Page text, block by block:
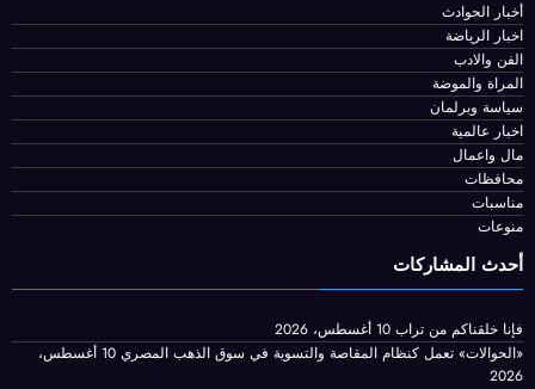
أخبار الحوادث
اخبار الرياضة
الفن والادب
المراة والموضة
سياسة وبرلمان
اخبار عالمية
مال واعمال
محافظات
مناسبات
منوعات
أحدث المشاركات
فإنا خلقناكم من تراب 10 أغسطس، 2026
«الحوالات» تعمل كنظام المقاصة والتسوية في سوق الذهب المصري
10 أغسطس،
2026